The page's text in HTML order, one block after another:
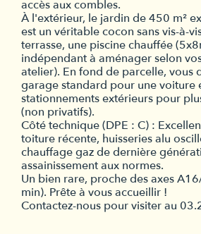
accès aux combles.
À l'extérieur, le jardin de 450 m²
est un véritable cocon sans vis-à-
terrasse, une piscine chauffée
indépendant à aménager selon
atelier). En fond de parcelle, vous
garage standard pour une voiture
stationnements extérieurs pour
(non privatifs).
Côté technique (DPE : C) :
toiture récente, huisseries alu
chauffage gaz de dernière
assainissement aux normes.
Un bien rare, proche des axes
min). Prête à vous accueillir !
Contactez-nous pour visiter au